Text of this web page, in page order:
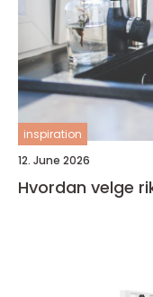
inspiration
12. June 2026
Hvordan velge